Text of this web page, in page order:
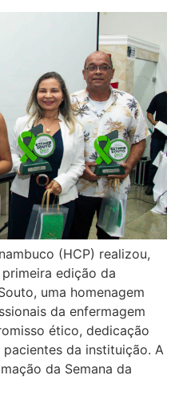
(HCP) realizou,
edição da
uma homenagem
da enfermagem
ético, dedicação
da instituição. A
da Semana da